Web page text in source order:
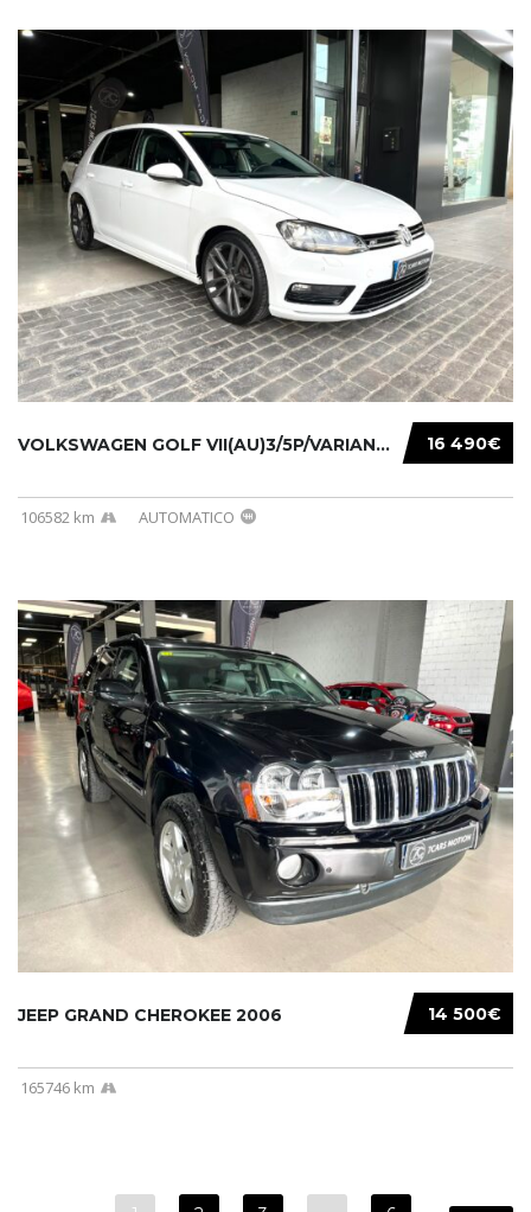
16 490€
VOLKSWAGEN GOLF VII(AU)3/5P/VARIANT(12-16 20...
106582 km AUTOMATICO
14 500€
JEEP GRAND CHEROKEE 2006
165746 km